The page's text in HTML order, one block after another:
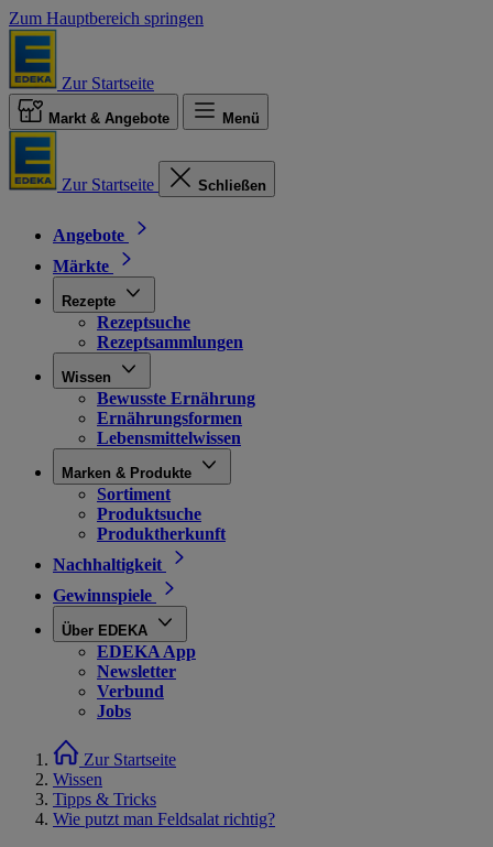
Zum Hauptbereich springen
Zur Startseite
Markt & Angebote Menü
Zur Startseite Schließen
Angebote
Märkte
Rezepte
Rezeptsuche
Rezeptsammlungen
Wissen
Bewusste Ernährung
Ernährungsformen
Lebensmittelwissen
Marken & Produkte
Sortiment
Produktsuche
Produktherkunft
Nachhaltigkeit
Gewinnspiele
Über EDEKA
EDEKA App
Newsletter
Verbund
Jobs
Zur Startseite
Wissen
Tipps & Tricks
Wie putzt man Feldsalat richtig?